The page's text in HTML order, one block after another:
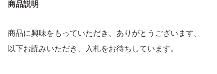
商品説明
商品に興味をもっていただき、ありがとうございます。
以下お読みいただき、入札をお待ちしています。